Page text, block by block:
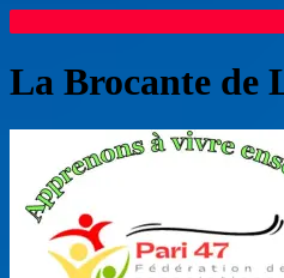
La Brocante de